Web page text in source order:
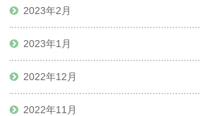
2023年2月
2023年1月
2022年12月
2022年11月